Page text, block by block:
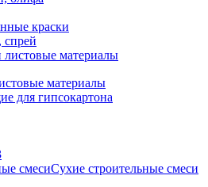
краски
спрей
материалы
для гипсокартона
Сухие строительные смеси